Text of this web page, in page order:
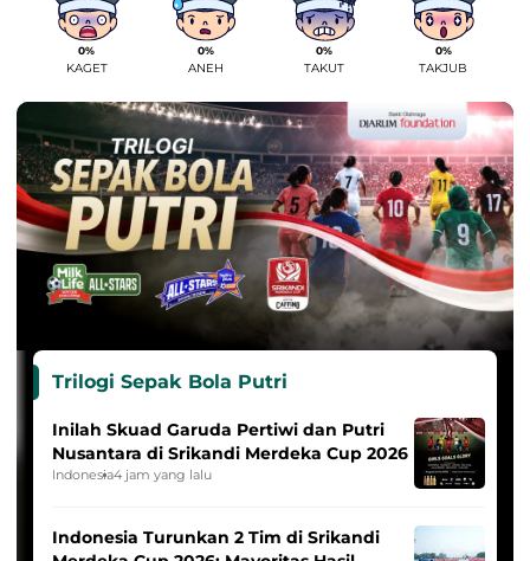
0%
KAGET
0%
ANEH
0%
TAKUT
0%
TAKJUB
Trilogi Sepak Bola Putri
Inilah Skuad Garuda Pertiwi dan Putri
Nusantara di Srikandi Merdeka Cup 2026
Indonesia4 jam yang lalu
Indonesia Turunkan 2 Tim di Srikandi